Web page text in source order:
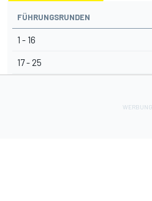
FÜHRUNGSRUNDEN
1 - 16
17 - 25